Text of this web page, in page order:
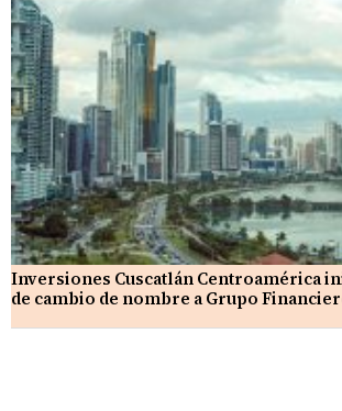
Inversiones Cuscatlán Centroamérica
de cambio de nombre a Grupo